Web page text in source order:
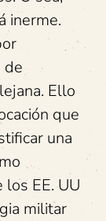
inerme.
de
Ello
que
una
EE. UU
militar